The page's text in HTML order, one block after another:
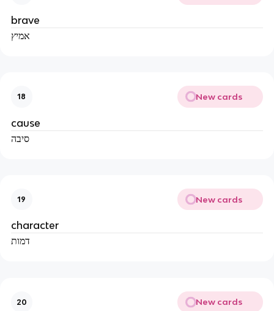
brave
אמיץ
18 New cards
cause
סיבה
19 New cards
character
דמות
20 New cards